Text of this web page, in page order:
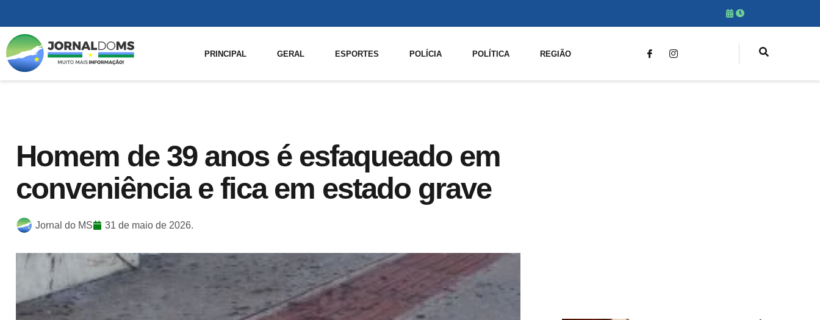
PRINCIPAL GERAL ESPORTES POLÍCIA POLÍTICA REGIÃO
Homem de 39 anos é esfaqueado em
conveniência e fica em estado grave
Jornal do MS 31 de maio de 2026.